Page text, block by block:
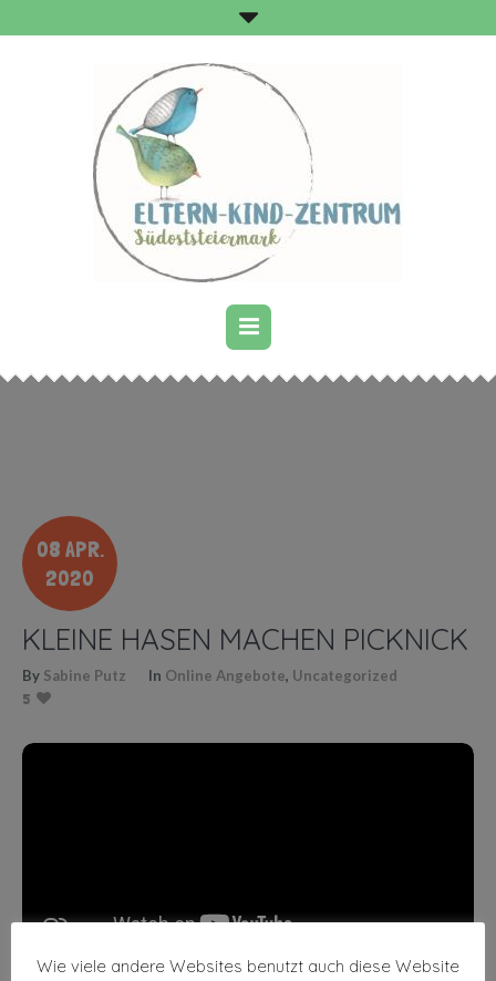
08 APR.
2020
KLEINE HASEN MACHEN PICKNICK
By Sabine Putz In Online Angebote, Uncategorized
5
Wie viele andere Websites benutzt auch diese Website